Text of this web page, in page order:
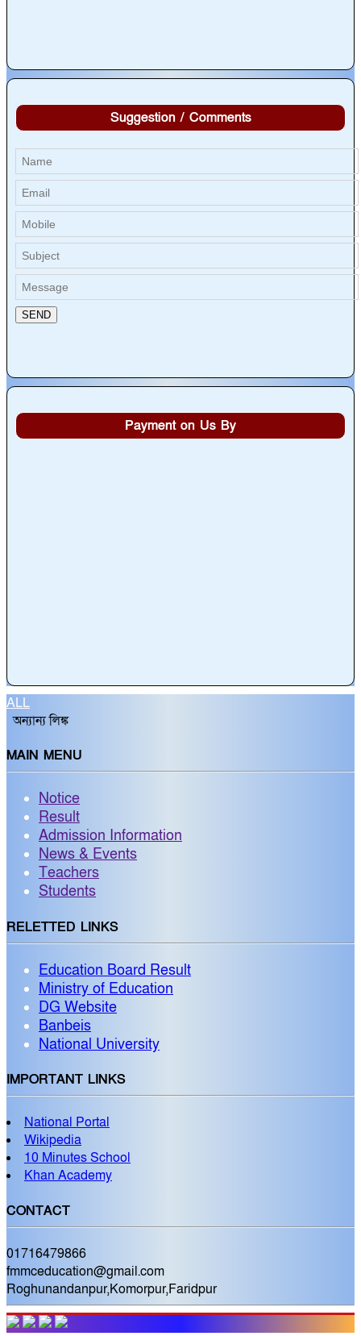
Suggestion / Comments
Payment on Us By
ALL
অন্যান্য লিঙ্ক
MAIN MENU
Notice
Result
Admission Information
News & Events
Teachers
Students
RELETTED LINKS
Education Board Result
Ministry of Education
DG Website
Banbeis
National University
IMPORTANT LINKS
National Portal
Wikipedia
10 Minutes School
Khan Academy
CONTACT
01716479866
fmmceducation@gmail.com
Roghunandanpur,Komorpur,Faridpur